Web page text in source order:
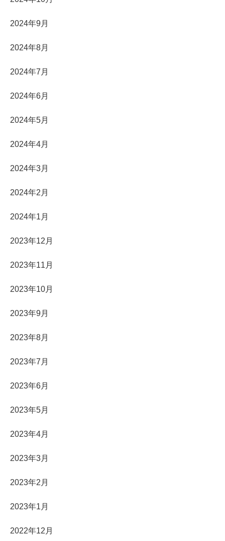
2024年9月
2024年8月
2024年7月
2024年6月
2024年5月
2024年4月
2024年3月
2024年2月
2024年1月
2023年12月
2023年11月
2023年10月
2023年9月
2023年8月
2023年7月
2023年6月
2023年5月
2023年4月
2023年3月
2023年2月
2023年1月
2022年12月